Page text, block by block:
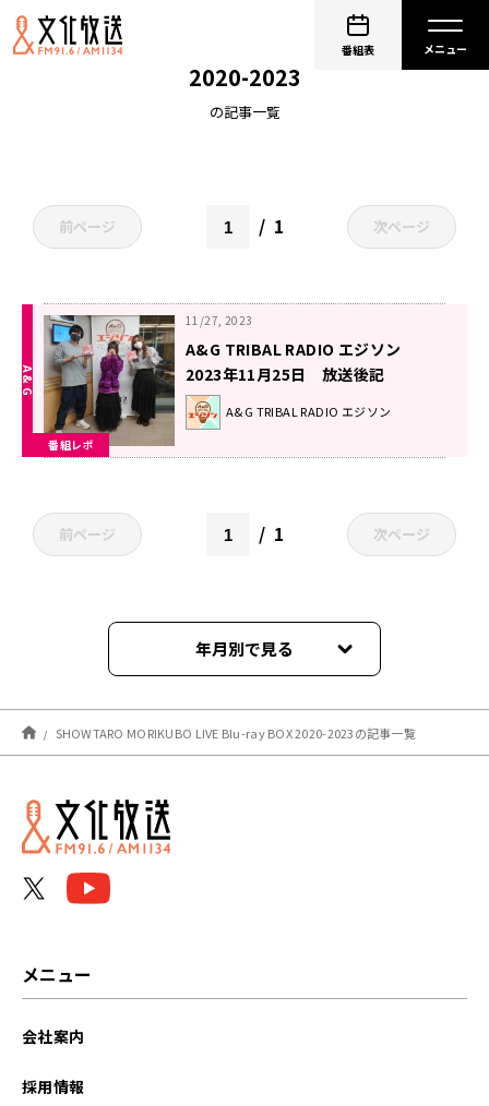
番組表
SHOWTARO MORIKUBO LIVE Blu-ray BOX
2020-2023
の記事一覧
前ページ 1 次ページ
番組レポ
11/27, 2023
A&G TRIBAL RADIO エジソン
2023年11月25日 放送後記
A&G TRIBAL RADIO エジソン
前ページ 1 次ページ
年月別で見る
2023年11月
SHOWTARO MORIKUBO LIVE Blu-ray BOX 2020-2023の記事一覧
メニュー
会社案内
採用情報